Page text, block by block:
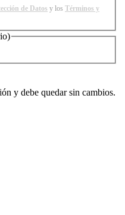
de Datos y los Términos y
y debe quedar sin cambios.